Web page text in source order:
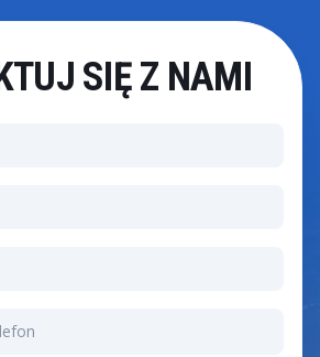
obserwowane we wdrożeniach
SIĘ Z NAMI